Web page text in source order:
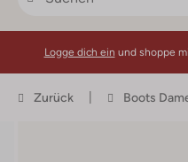
Logge dich ein und shoppe
Zurück Boots